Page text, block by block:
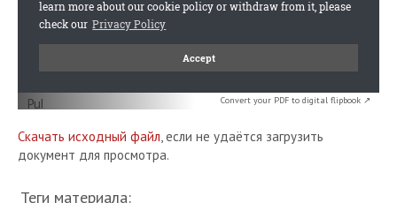
Convert your PDF to digital flipbook ↗
Скачать исходный файл, если не удаётся загрузить
документ для просмотра.
Теги материала: